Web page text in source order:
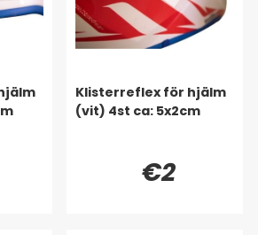
Klisterreflex för hjälm
(vit) 4st ca: 5x2cm
€2